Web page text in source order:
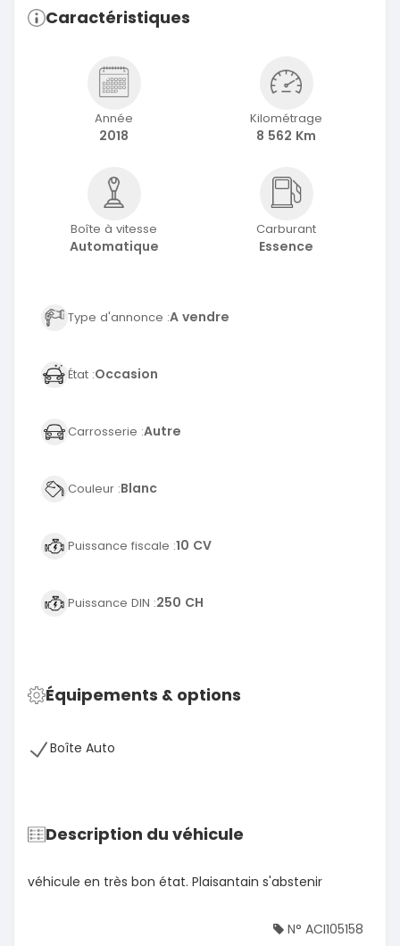
Caractéristiques
Année
2018
Kilométrage
8 562 Km
Boîte à vitesse
Automatique
Carburant
Essence
Type d'annonce :A vendre
État :Occasion
Carrosserie :Autre
Couleur :Blanc
Puissance fiscale :10 CV
Puissance DIN :250 CH
Équipements & options
Boîte Auto
Description du véhicule
véhicule en très bon état. Plaisantain s'abstenir
N° ACI105158